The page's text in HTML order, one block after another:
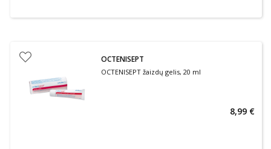
OCTENISEPT
OCTENISEPT žaizdų gelis, 20 ml
8,99 €